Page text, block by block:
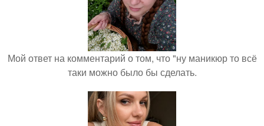
Мой ответ на комментарий о том, что "ну маникюр то всё
таки можно было бы сделать.